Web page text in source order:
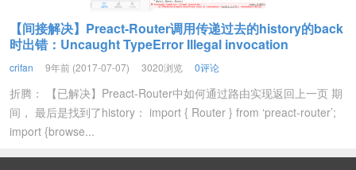
【间接解决】Preact-Router调用传递过去的history的back
时出错：Uncaught TypeError Illegal invocation
crifan 9年前 (2017-07-07) 3020浏览 0评论
折腾： 【已解决】Preact-Router中如何通过路由实现返回上一页 期
间， 最后是找到了history： import { Router } from ‘preact-router’;
import {browse...